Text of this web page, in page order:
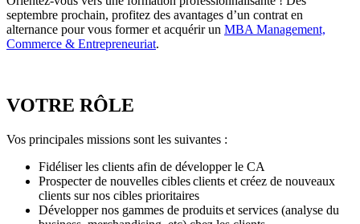
septembre prochain, profitez des avantages d’un contrat en
alternance pour vous former et acquérir un MBA Management,
Commerce & Entrepreneuriat.
VOTRE RÔLE
Vos principales missions sont les suivantes :
Fidéliser les clients afin de développer le CA
Prospecter de nouvelles cibles clients et créez de nouveaux
clients sur nos cibles prioritaires
Développer nos gammes de produits et services (analyse du